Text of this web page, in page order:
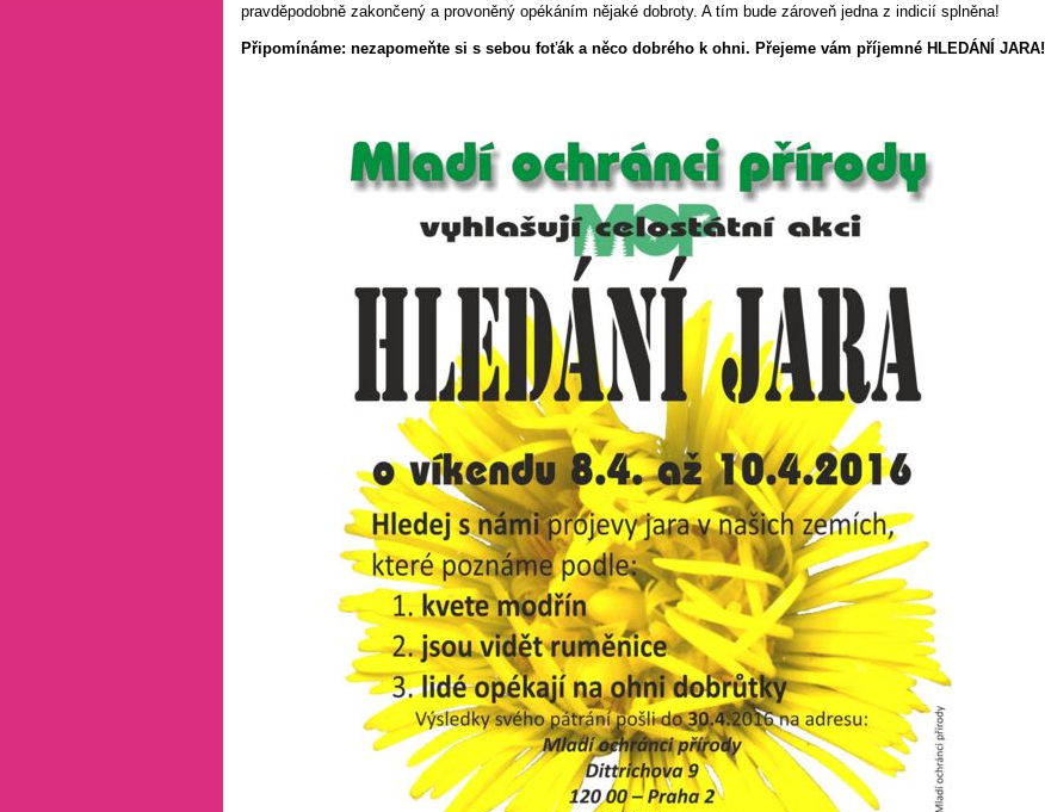
pravděpodobně zakončený a provoněný opékáním nějaké dobroty. A tím bude zároveň jedna z indicií splněna!
Připomínáme: nezapomeňte si s sebou foťák a něco dobrého k ohni. Přejeme vám příjemné HLEDÁNÍ JARA!